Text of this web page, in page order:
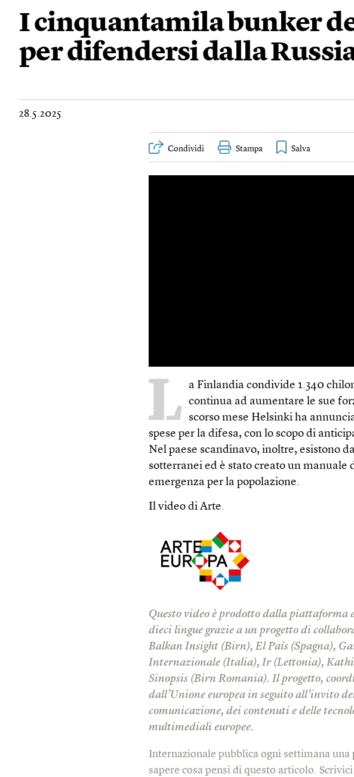
I cinquantamila bunker
per difendersi dalla
28.5.2025
Condividi Stampa
L
a Finlandia condivide 1.340
continua ad aumentare le sue
scorso mese Helsinki ha
spese per la difesa, con lo scopo di
Nel paese scandinavo, inoltre, esistono
sotterranei ed è stato creato un manuale
emergenza per la popolazione.
Il video di Arte.
Questo video è prodotto dalla piattaforma
dieci lingue grazie a un progetto di
Balkan Insight (Birn), El País (Spagna),
Internazionale (Italia), Ir (Lettonia),
Sinopsis (Birn Romania). Il progetto,
dall’Unione europea in seguito all’invito
comunicazione, dei contenuti e delle
multimediali europee.
Internazionale pubblica ogni settimana una
sapere cosa pensi di questo articolo.